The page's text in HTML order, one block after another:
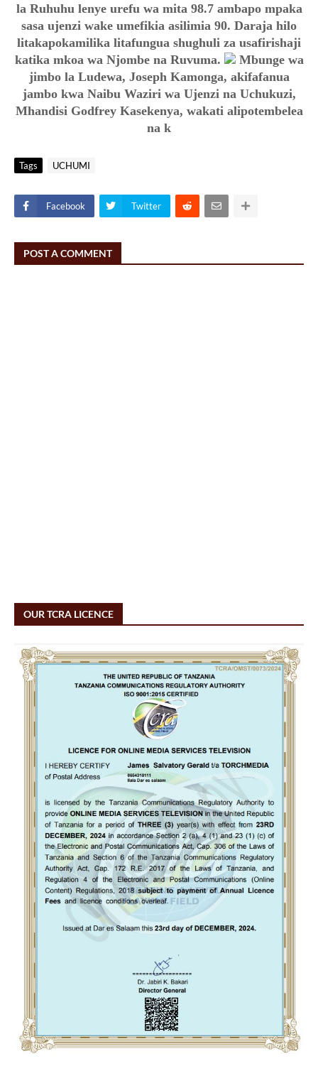
la Ruhuhu lenye urefu wa mita 98.7 ambapo mpaka
sasa ujenzi wake umefikia asilimia 90. Daraja hilo
litakapokamilika litafungua shughuli za usafirishaji
katika mkoa wa Njombe na Ruvuma.
Mbunge wa
jimbo la Ludewa, Joseph Kamonga, akifafanua
jambo kwa Naibu Waziri wa Ujenzi na Uchukuzi,
Mhandisi Godfrey Kasekenya, wakati alipotembelea
na k
Tags UCHUMI
Facebook Twitter
POST A COMMENT
OUR TCRA LICENCE